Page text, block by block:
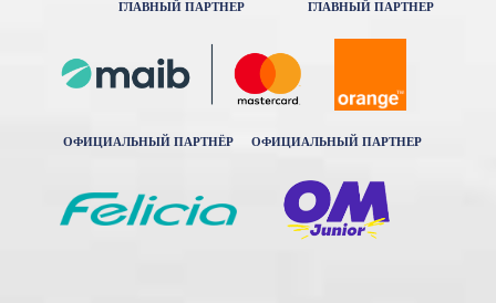
ГЛАВНЫЙ ПАРТНЕР ГЛАВНЫЙ ПАРТНЕР
ОФИЦИАЛЬНЫЙ ПАРТНЁР ОФИЦИАЛЬНЫЙ ПАРТНЕР